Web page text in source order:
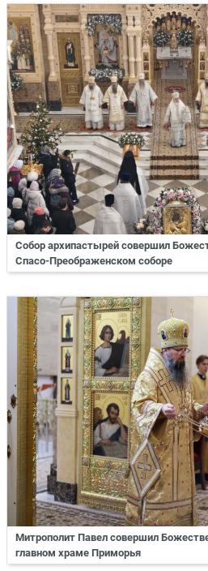
Собор архипастырей совершил
Спасо-Преображенском соборе
Митрополит Павел совершил
главном храме Приморья